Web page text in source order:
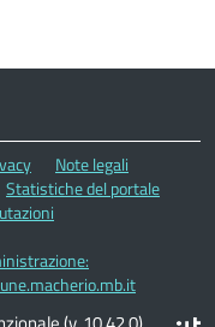
Note legali
Statistiche del portale